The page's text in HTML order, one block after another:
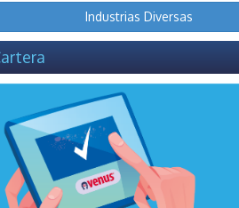
Industrias Diversas